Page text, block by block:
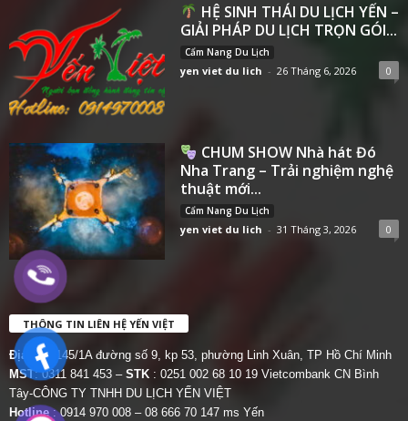
HỆ SINH THÁI DU LỊCH YẾN –
GIẢI PHÁP DU LỊCH TRỌN GÓI...
Cẩm Nang Du Lịch
yen viet du lich - 26 Tháng 6, 2026 0
CHUM SHOW Nhà hát Đó
Nha Trang – Trải nghiệm nghệ
thuật mới...
Cẩm Nang Du Lịch
yen viet du lich - 31 Tháng 3, 2026 0
THÔNG TIN LIÊN HỆ YẾN VIỆT
Địa chỉ:
145/1A đường số 9, kp 53, phường Linh Xuân, TP Hồ Chí Minh
MST: 0311 841 453 – STK : 0251 002 68 10 19 Vietcombank CN Bình
Tây-CÔNG TY TNHH DU LỊCH YẾN VIỆT
Hotline: 0914 970 008 – 08 666 70 147 ms Yến